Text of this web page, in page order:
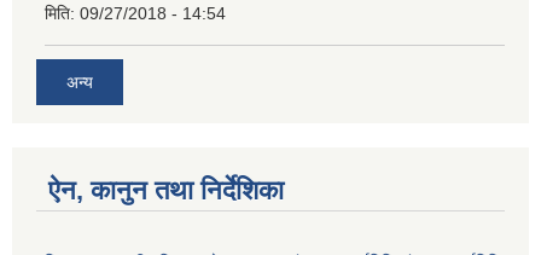
मिति: 09/27/2018 - 14:54
अन्य
ऐन, कानुन तथा निर्देशिका